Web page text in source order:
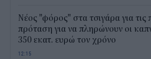
Νέος "φόρος" στα τσιγάρα για τις
πρόταση για να πληρώνουν οι
350 εκατ. ευρώ τον χρόνο
12:15